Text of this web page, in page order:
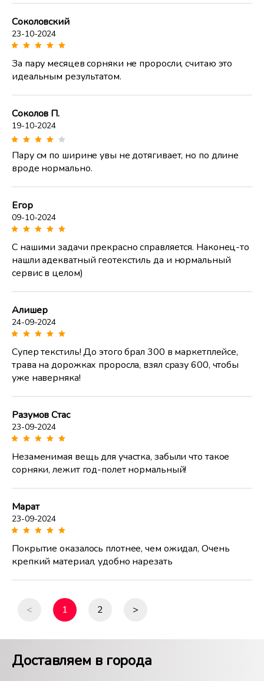
Соколовский
23-10-2024
За пару месяцев сорняки не проросли, считаю это
идеальным результатом.
Соколов П.
19-10-2024
Пару см по ширине увы не дотягивает, но по длине
вроде нормально.
Егор
09-10-2024
С нашими задачи прекрасно справляется. Наконец-то
нашли адекватный геотекстиль да и нормальный
сервис в целом)
Алишер
24-09-2024
Супер текстиль! До этого брал 300 в маркетплейсе,
трава на дорожках проросла, взял сразу 600, чтобы
уже наверняка!
Разумов Стас
23-09-2024
Незаменимая вещь для участка, забыли что такое
сорняки, лежит год-полет нормальный!
Марат
23-09-2024
Покрытие оказалось плотнее, чем ожидал, Очень
крепкий материал, удобно нарезать
< 1 2 >
Доставляем в города